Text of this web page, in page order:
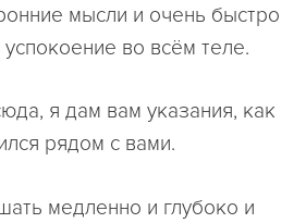
мысли и очень быстро
во всём теле.
я дам вам указания, как
рядом с вами.
медленно и глубоко и